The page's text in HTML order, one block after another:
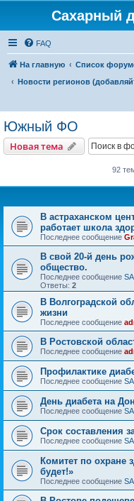
Сахарный
FAQ
На главную
Список
Новости регионов
Южный ФО
Новая тема
92
В астраханском
работает школа
Последнее сообщение
В свой 20-й день
общество.
Последнее сообщение
Ответы: 2
В Волгоградской
жизни
Последнее сообщение
В Ростовской
Последнее сообщение
Профилактике
Последнее сообщение
День диабета на
Последнее сообщение
Срок составления
Последнее сообщение
Комитет по охране
будет!»
Последнее сообщение